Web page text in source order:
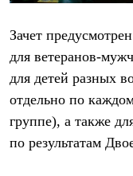
Рюкзаки
Легкоходные
Городские
Аксессуары для
Пуховые
Комбинированные
С синтетическим
Аксессуары для
Зачет
для ветеранов-
для детей разных
отдельно по
группе), а также
по результатам